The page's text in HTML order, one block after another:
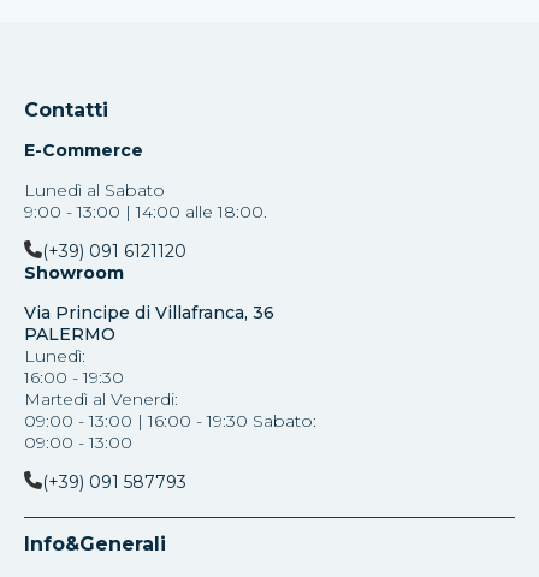
Contatti
E-Commerce
Lunedì al Sabato
9:00 - 13:00 | 14:00 alle 18:00.
(+39) 091 6121120
Showroom
Via Principe di Villafranca, 36
PALERMO
Lunedì:
16:00 - 19:30
Martedì al Venerdi:
09:00 - 13:00 | 16:00 - 19:30 Sabato:
09:00 - 13:00
(+39) 091 587793
Info&Generali